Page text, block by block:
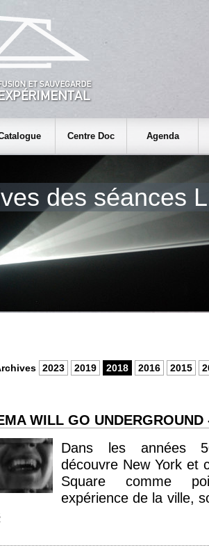
Centre Doc Agenda
des séances
2023 2019 2018 2016 2015
WILL GO UNDERGROUND
Dans les années
découvre New York et
Square comme
expérience de la ville,